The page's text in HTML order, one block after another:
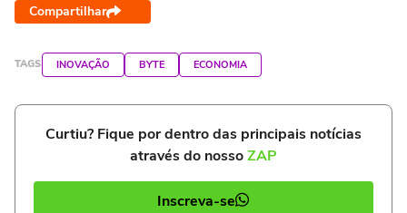
Compartilhar
TAGS INOVAÇÃO BYTE ECONOMIA
Curtiu? Fique por dentro das principais notícias
através do nossoZAP
Inscreva-se